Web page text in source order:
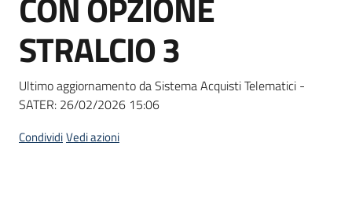
English
site
su
STRALCIO 3
Ultimo aggiornamento da Sistema Acquisti Telematici -
SATER: 26/02/2026 15:06
CondividiVedi azioni